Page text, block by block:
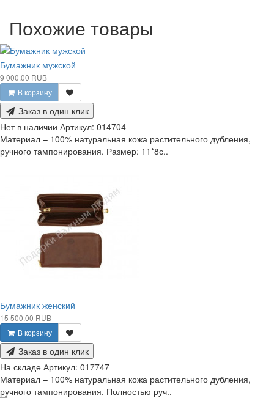
Похожие товары
Бумажник мужской
9 000.00 RUB
В корзину
Заказ в один клик
Нет в наличии Артикул: 014704
Материал – 100% натуральная кожа растительного дубления,
ручного тампонирования. Размер: 11*8с..
Бумажник женский
15 500.00 RUB
В корзину
Заказ в один клик
На складе Артикул: 017747
Материал – 100% натуральная кожа растительного дубления,
ручного тампонирования. Полностью руч..